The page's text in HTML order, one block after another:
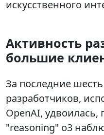
искусственного
Активность
большие
За последние
разработчиков,
OpenAI,
"reasoning" o3